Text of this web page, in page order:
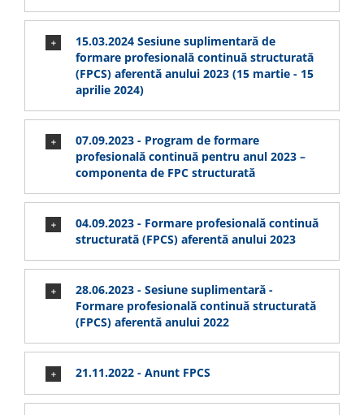
15.03.2024 Sesiune suplimentară de
formare profesională continuă structurată
(FPCS) aferentă anului 2023 (15 martie - 15
aprilie 2024)
07.09.2023 - Program de formare
profesională continuă pentru anul 2023 –
componenta de FPC structurată
04.09.2023 - Formare profesională continuă
structurată (FPCS) aferentă anului 2023
28.06.2023 - Sesiune suplimentară -
Formare profesională continuă structurată
(FPCS) aferentă anului 2022
21.11.2022 - Anunt FPCS